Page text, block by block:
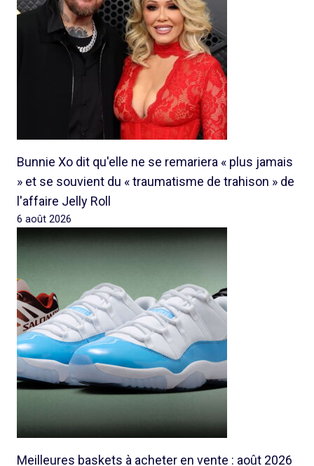
Bunnie Xo dit qu'elle ne se remariera « plus jamais
» et se souvient du « traumatisme de trahison » de
l'affaire Jelly Roll
6 août 2026
Meilleures baskets à acheter en vente : août 2026